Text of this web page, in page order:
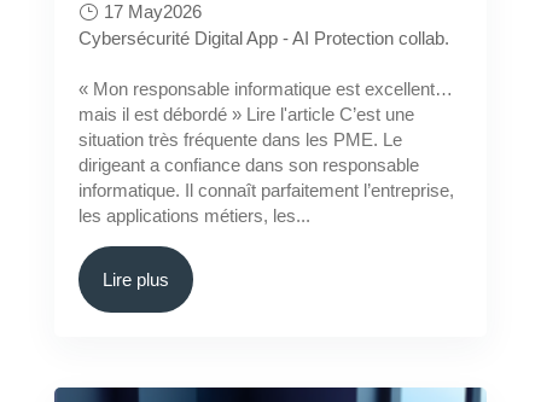
17 May2026
Cybersécurité Digital App - AI Protection collab.
« Mon responsable informatique est excellent…
mais il est débordé » Lire l'article C’est une
situation très fréquente dans les PME. Le
dirigeant a confiance dans son responsable
informatique. Il connaît parfaitement l’entreprise,
les applications métiers, les...
Lire plus